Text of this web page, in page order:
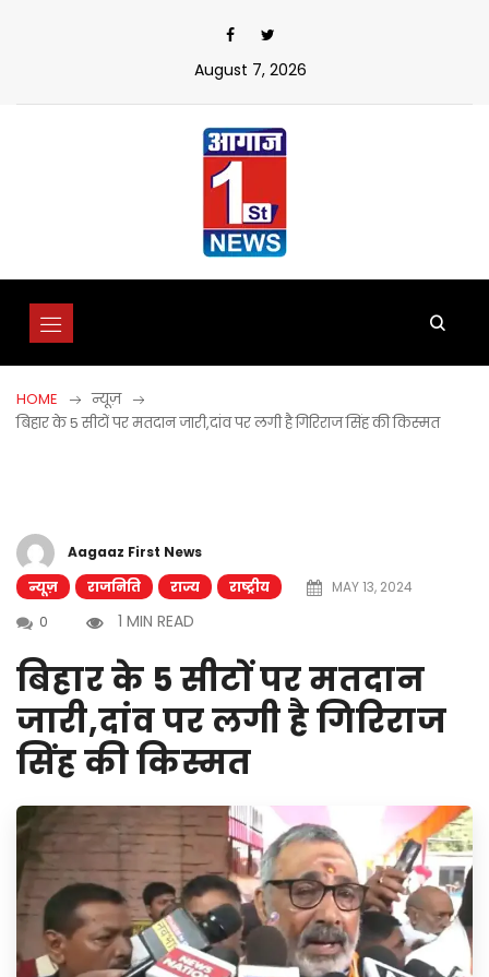
August 7, 2026
HOME
न्यूज़
बिहार के 5 सीटों पर मतदान जारी,दांव पर लगी है गिरिराज सिंह की किस्मत
Aagaaz First News
न्यूज़
राजनिति राज्य राष्ट्रीय
MAY 13, 2024
0
1 MIN READ
बिहार के 5 सीटों पर मतदान
जारी,दांव पर लगी है गिरिराज
सिंह की किस्मत